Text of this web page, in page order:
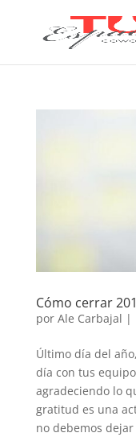
Cómo cerrar
por Ale Carbajal |
Último día del
día con tus
agradeciendo lo
gratitud es una
no debemos